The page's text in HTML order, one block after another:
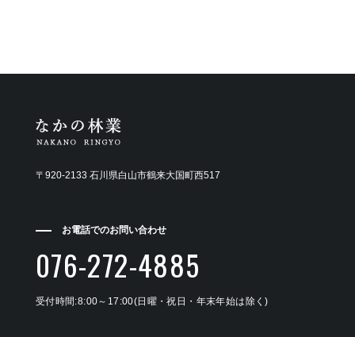
〒920-2133 石川県白山市鶴来大国町西517
お電話でのお問い合わせ
076-272-4885
受付時間:8:00～17:00(日曜・祝日・年末年始は除く)